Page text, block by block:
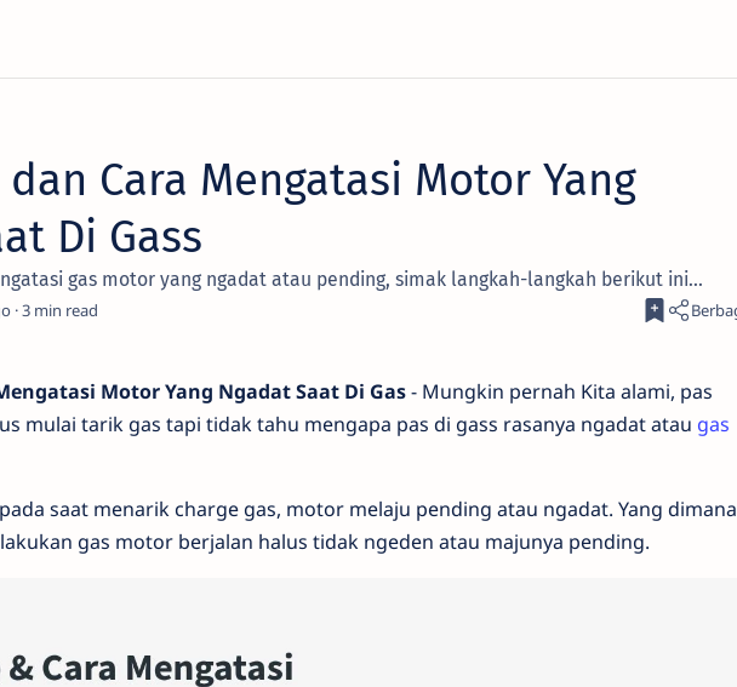
Cara Mengatasi Motor Yang
Di Gass
gas motor yang ngadat atau pending, simak langkah-langkah berikut ini...
3
Motor Yang Ngadat Saat Di Gas- Mungkin pernah Kita alami, pas
mulai tarik gas tapi tidak tahu mengapa pas di gass rasanya ngadat atau gas
saat menarik charge gas, motor melaju pending atau ngadat. Yang dimana
gas motor berjalan halus tidak ngeden atau majunya pending.